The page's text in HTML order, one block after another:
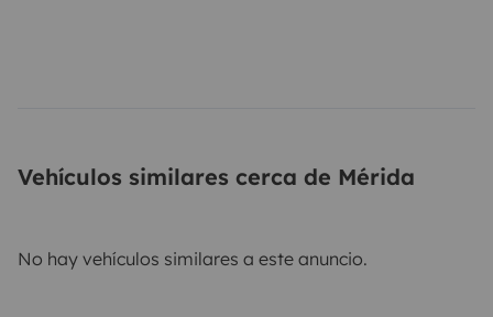
Vehículos similares cerca de Mérida
No hay vehículos similares a este anuncio.